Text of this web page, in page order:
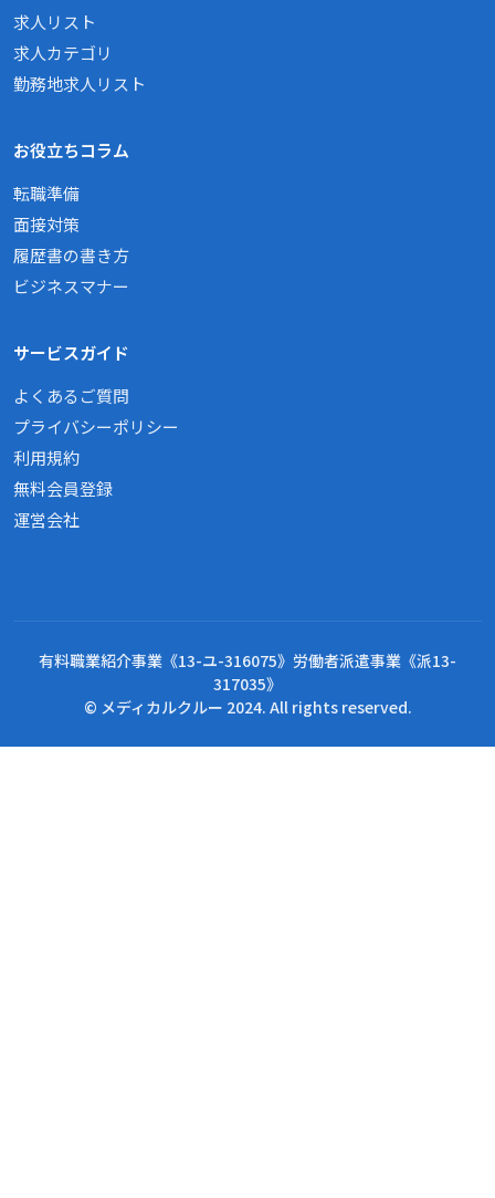
求人リスト
求人カテゴリ
勤務地求人リスト
お役立ちコラム
転職準備
面接対策
履歴書の書き方
ビジネスマナー
サービスガイド
よくあるご質問
プライバシーポリシー
利用規約
無料会員登録
運営会社
有料職業紹介事業《13-ユ-316075》労働者派遣事業《派13-
317035》
© メディカルクルー 2024. All rights reserved.